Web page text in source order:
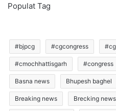
Populat Tag
#bjpcg #cgcongress
#cmochhattisgarh #congress
Basna news Bhupesh baghel
Breaking news Brecking news